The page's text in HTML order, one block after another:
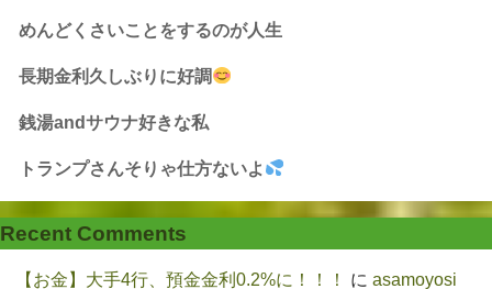
めんどくさいことをするのが人生
長期金利久しぶりに好調
銭湯andサウナ好きな私
トランプさんそりゃ仕方ないよ
Recent Comments
【お金】大手4行、預金金利0.2%に！！！ に asamoyosi